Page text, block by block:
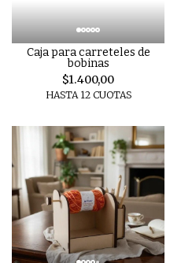
Caja para carreteles de
bobinas
$1.400,00
HASTA 12 CUOTAS